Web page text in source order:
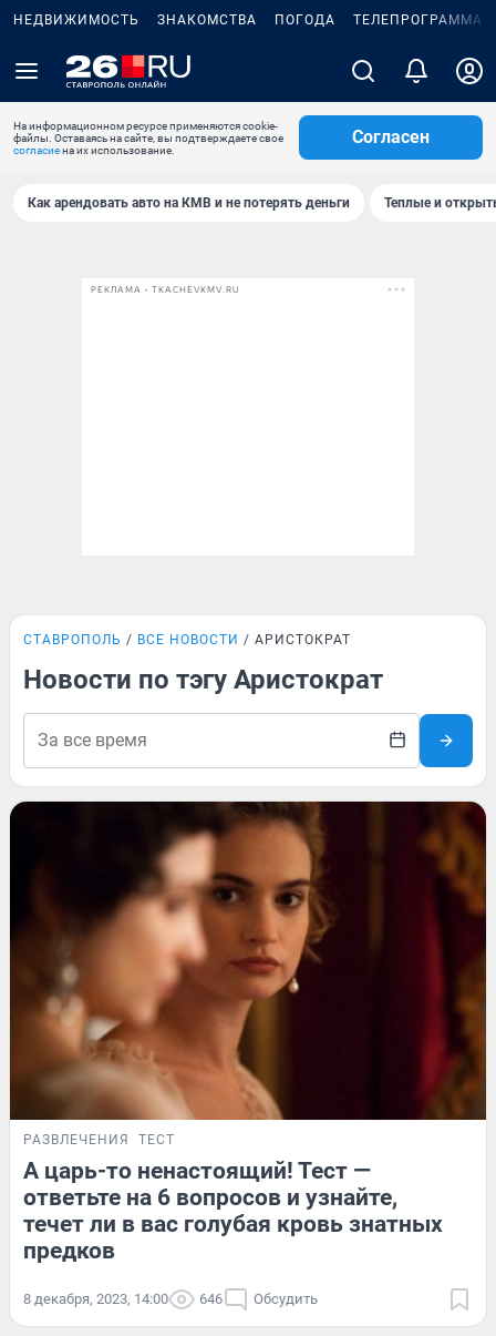
НЕДВИЖИМОСТЬ ЗНАКОМСТВА ПОГОДА ТЕЛЕПРОГРАММА
На информационном ресурсе применяются cookie-
файлы. Оставаясь на сайте, вы подтверждаете свое
согласиена их использование.
Согласен
Как арендовать авто на КМВ и не потерять деньги Теплые и
РЕКЛАМА • TKACHEVKMV.RU
СТАВРОПОЛЬ ВСЕ НОВОСТИ АРИСТОКРАТ
Новости по тэгу Аристократ
РАЗВЛЕЧЕНИЯ ТЕСТ
А царь-то ненастоящий! Тест —
ответьте на 6 вопросов и узнайте,
течет ли в вас голубая кровь знатных
предков
8 декабря, 2023, 14:00 646 Обсудить